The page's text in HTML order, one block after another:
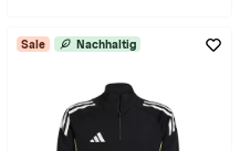
Sale Nachhaltig